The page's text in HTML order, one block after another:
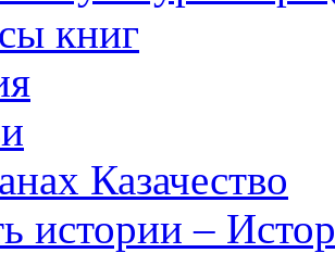
книг
Казачество
истории –